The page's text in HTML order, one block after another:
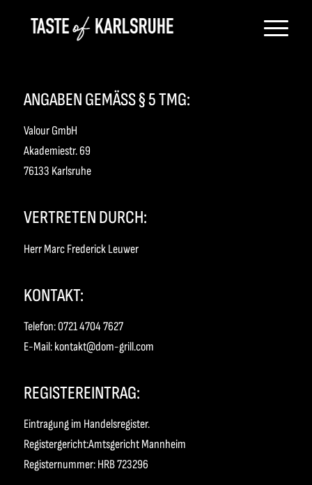
ANGABEN GEMÄSS § 5 TMG:
Valour GmbH
Akademiestr. 69
76133 Karlsruhe
VERTRETEN DURCH:
Herr Marc Frederick Leuwer
KONTAKT:
Telefon: 0721 4704 7627
E-Mail: kontakt@dom-grill.com
REGISTEREINTRAG:
Eintragung im Handelsregister.
Registergericht:Amtsgericht Mannheim
Registernummer: HRB 723296